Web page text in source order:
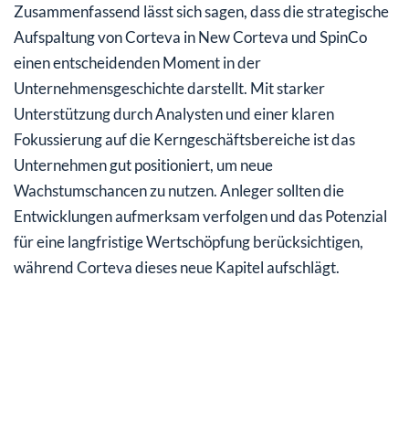
Zusammenfassend lässt sich sagen, dass die strategische
Aufspaltung von Corteva in New Corteva und SpinCo
einen entscheidenden Moment in der
Unternehmensgeschichte darstellt. Mit starker
Unterstützung durch Analysten und einer klaren
Fokussierung auf die Kerngeschäftsbereiche ist das
Unternehmen gut positioniert, um neue
Wachstumschancen zu nutzen. Anleger sollten die
Entwicklungen aufmerksam verfolgen und das Potenzial
für eine langfristige Wertschöpfung berücksichtigen,
während Corteva dieses neue Kapitel aufschlägt.